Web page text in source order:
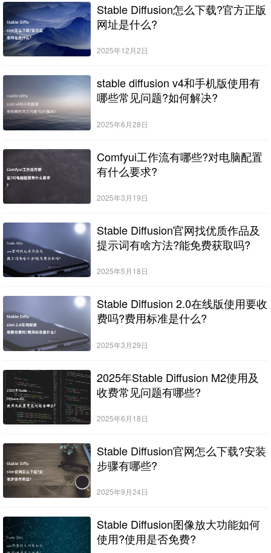
Stable Diffusion怎么下载?官方正版
网址是什么?
2025年12月2日
stable diffusion v4和手机版使用有
哪些常见问题?如何解决?
2025年6月28日
Comfyui工作流有哪些?对电脑配置
有什么要求?
2025年3月19日
Stable Diffusion官网找优质作品及
提示词有啥方法?能免费获取吗?
2025年5月18日
Stable Diffusion 2.0在线版使用要收
费吗?费用标准是什么?
2025年3月29日
2025年Stable Diffusion M2使用及
收费常见问题有哪些?
2025年6月18日
Stable Diffusion官网怎么下载?安装
步骤有哪些?
2025年9月24日
Stable Diffusion图像放大功能如何
使用?使用是否免费?